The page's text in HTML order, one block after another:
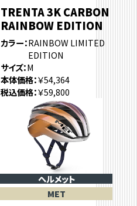
TRENTA 3K CARBON
RAINBOW EDITION
カラー RAINBOW LIMITED
EDITION
サイズ M
本体価格 ￥54,364
税込価格 ￥59,800
ヘルメット
MET